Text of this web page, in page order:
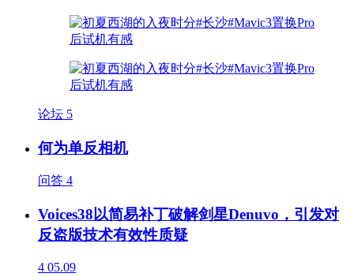
论坛 5
何为单反相机
问答 4
Voices38以简易补丁破解剑星Denuvo，引发对
反盗版技术有效性质疑
4 05.09